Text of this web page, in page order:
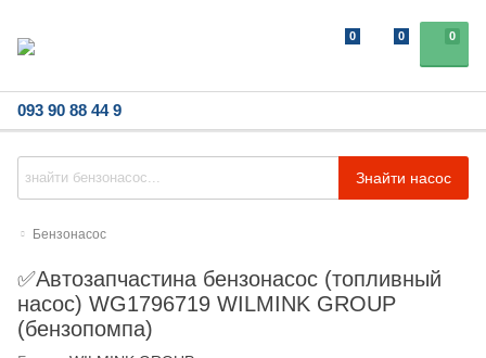
0
0 0
093 90 88 44 9
Знайти насос
Бензонасос
✅Автозапчастина бензонасос (топливный
насос) WG1796719 WILMINK GROUP
(бензопомпа)